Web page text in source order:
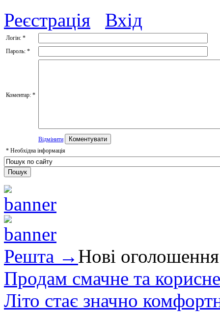
Реєстрація Вхід
Логін: *
Пароль: *
Коментар: *
Відмінити
* Необхідна інформація
Решта → Нові оголошення
Продам смачне та
Літо стає значно